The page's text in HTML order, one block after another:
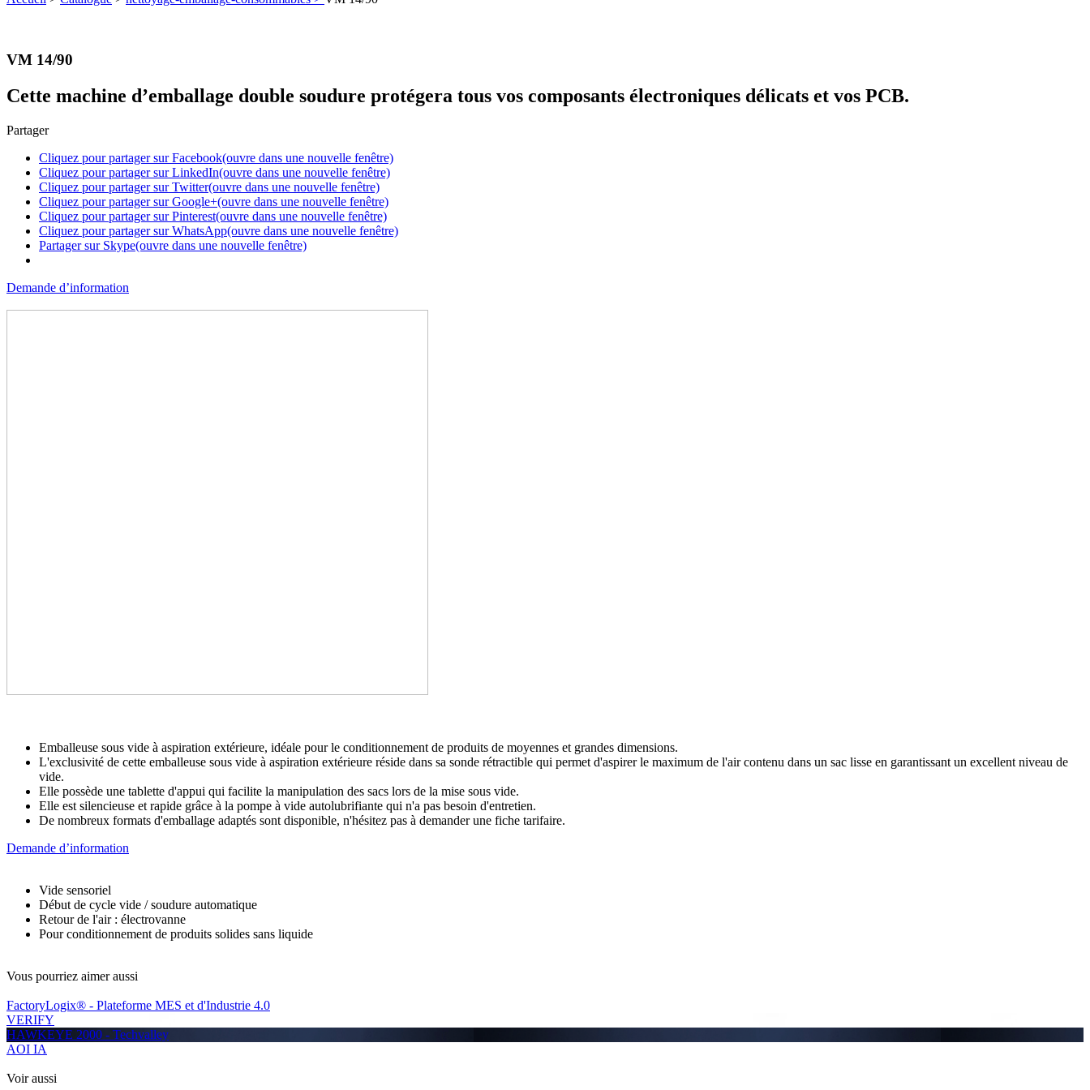
VM 14/90
Cette machine d’emballage double soudure protégera tous vos composants électroniques délicats et vos PCB.
Partager
Cliquez pour partager sur Facebook(ouvre dans une nouvelle fenêtre)
Cliquez pour partager sur LinkedIn(ouvre dans une nouvelle fenêtre)
Cliquez pour partager sur Twitter(ouvre dans une nouvelle fenêtre)
Cliquez pour partager sur Google+(ouvre dans une nouvelle fenêtre)
Cliquez pour partager sur Pinterest(ouvre dans une nouvelle fenêtre)
Cliquez pour partager sur WhatsApp(ouvre dans une nouvelle fenêtre)
Partager sur Skype(ouvre dans une nouvelle fenêtre)
Demande d’information
Emballeuse sous vide à aspiration extérieure, idéale pour le conditionnement de produits de moyennes et grandes dimensions.
L'exclusivité de cette emballeuse sous vide à aspiration extérieure réside dans sa sonde rétractible qui permet d'aspirer le maximum de l'air contenu dans un sac lisse en garantissant un excellent niveau de
vide.
Elle possède une tablette d'appui qui facilite la manipulation des sacs lors de la mise sous vide.
Elle est silencieuse et rapide grâce à la pompe à vide autolubrifiante qui n'a pas besoin d'entretien.
De nombreux formats d'emballage adaptés sont disponible, n'hésitez pas à demander une fiche tarifaire.
Demande d’information
Vide sensoriel
Début de cycle vide / soudure automatique
Retour de l'air : électrovanne
Pour conditionnement de produits solides sans liquide
Vous pourriez aimer aussi
FactoryLogix® - Plateforme MES et d'Industrie 4.0
VERIFY
HAWKEYE 2000 - Techvalley
AOI IA
Voir aussi